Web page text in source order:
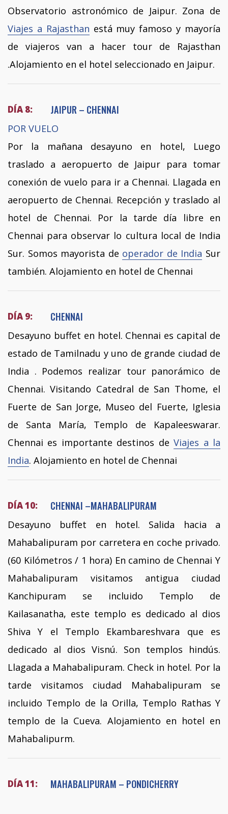
Observatorio astronómico de Jaipur. Zona de
Viajes a Rajasthan está muy famoso y mayoría
de viajeros van a hacer tour de Rajasthan
.Alojamiento en el hotel seleccionado en Jaipur.
DÍA 8: JAIPUR – CHENNAI
POR VUELO
Por la mañana desayuno en hotel, Luego
traslado a aeropuerto de Jaipur para tomar
conexión de vuelo para ir a Chennai. Llagada en
aeropuerto de Chennai. Recepción y traslado al
hotel de Chennai. Por la tarde día libre en
Chennai para observar lo cultura local de India
Sur. Somos mayorista de operador de India Sur
también. Alojamiento en hotel de Chennai
DÍA 9: CHENNAI
Desayuno buffet en hotel. Chennai es capital de
estado de Tamilnadu y uno de grande ciudad de
India . Podemos realizar tour panorámico de
Chennai. Visitando Catedral de San Thome, el
Fuerte de San Jorge, Museo del Fuerte, Iglesia
de Santa María, Templo de Kapaleeswarar.
Chennai es importante destinos deViajes a la
India. Alojamiento en hotel de Chennai
DÍA 10: CHENNAI –MAHABALIPURAM
Desayuno buffet en hotel. Salida hacia a
Mahabalipuram por carretera en coche privado.
(60 Kilómetros / 1 hora) En camino de Chennai Y
Mahabalipuram visitamos antigua ciudad
Kanchipuram se incluido Templo de
Kailasanatha, este templo es dedicado al dios
Shiva Y el Templo Ekambareshvara que es
dedicado al dios Visnú. Son templos hindús.
Llagada a Mahabalipuram. Check in hotel. Por la
tarde visitamos ciudad Mahabalipuram se
incluido Templo de la Orilla, Templo Rathas Y
templo de la Cueva. Alojamiento en hotel en
Mahabalipurm.
DÍA 11: MAHABALIPURAM – PONDICHERRY